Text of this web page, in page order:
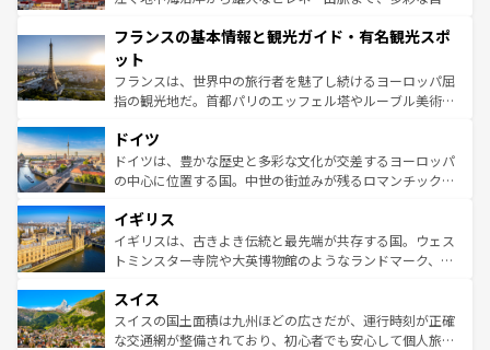
ませてくれるイタリアで、忘れられない旅をしてみよう！
なお、新着のイタリア情報は
しい。
文化が根付くこの国では、情熱的なフラメンコ、熱気あふ
れる闘牛、そして美味しいタパスが生活の一部となってい
る。首都マドリードの洗練された雰囲気や、バルセロナの
アートに溢れた街角から、地方では古代ローマ遺跡や中世
せる。地方によって風土や気候が異なるスペインはその個
性で訪れる人を魅了する。 なお、新着のスペイン情報は コ
ンテンツ一覧を参照してほしい。
フランスの基本情報と観光ガイド・有名観光スポ
ット
フランスは、世界中の旅行者を魅了し続けるヨーロッパ屈
指の観光地だ。首都パリのエッフェル塔やルーブル美術館
で、幅広い魅力が詰まっている。華麗な宮殿、歴史的な大
聖堂、美しいビーチ、そして豊かな自然が、訪れる者を心
から魅了する。また、フランスは美食の国としても知ら
いる。シャンパンの発祥地であるランス、プロヴァンスの
香り高いラベンダー畑など、多彩な楽しみ方が可能だ。さ
らに、パリ以外の地域にも魅力が溢れており、どの街角に
れる地方に足を運ぶとそれぞれで全く異なる文化を体験で
きるだろう。 なお、新着のフランス情報はコンテンツ一覧
を参照してほしい。
ドイツ
ドイツは、豊かな歴史と多彩な文化が交差するヨーロッパ
の中心に位置する国。中世の街並みが残るロマンチック街
顔を持つこの国は、どこを歩いても飽きることがない。ベ
ルリンの文化的活気、バイエルン州のアルプスの絶景、そ
してライン川沿いのワイン畑といった風景は必見。ビール
は、お酒好きな人にはぜひ体験してほしい。 なお、新着の
ドイツ情報はコンテンツ一覧を参照してほしい。
イギリス
イギリスは、古きよき伝統と最先端が共存する国。ウェス
トミンスター寺院や大英博物館のようなランドマーク、歴
リアごとに異なる魅力がある。また、優雅なアフタヌーン
ティー、ビール好きにはたまらない英国パブ、サッカー観
戦など、本場だからこそできる体験も豊富。イギリスを旅
スイス
スイスの国土面積は九州ほどの広さだが、運行時刻が正確
な交通網が整備されており、初心者でも安心して個人旅行